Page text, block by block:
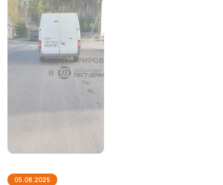
05.08.2025